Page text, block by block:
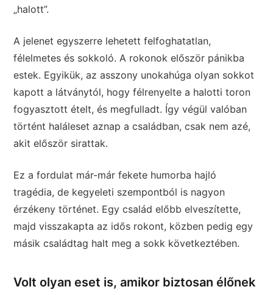
„halott”.
A jelenet egyszerre lehetett felfoghatatlan,
félelmetes és sokkoló. A rokonok először pánikba
estek. Egyikük, az asszony unokahúga olyan sokkot
kapott a látványtól, hogy félrenyelte a halotti toron
fogyasztott ételt, és megfulladt. Így végül valóban
történt haláleset aznap a családban, csak nem azé,
akit először sirattak.
Ez a fordulat már-már fekete humorba hajló
tragédia, de kegyeleti szempontból is nagyon
érzékeny történet. Egy család előbb elveszítette,
majd visszakapta az idős rokont, közben pedig egy
másik családtag halt meg a sokk következtében.
Volt olyan eset is, amikor biztosan élőnek